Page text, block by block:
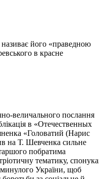
його «праведною
в красне
величального послання
в «Отечественных
«Головатий (Нарис
на Т. Шевченка сильне
побратима
тематику,
минулого України, щоб